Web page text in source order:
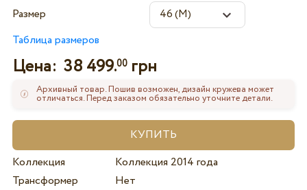
Размер
Таблица размеров
Цена: 38 499.00грн
Архивный товар. Пошив возможен, дизайн кружева может
отличаться. Перед заказом обязательно уточните детали.
Коллекция
Коллекция 2014 года
Трансформер
Нет